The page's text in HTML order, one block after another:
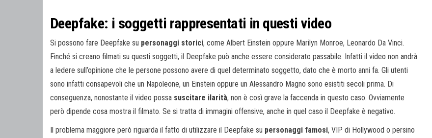
Deepfake: i soggetti rappresentati in questi video
Si possono fare Deepfake su personaggi storici, come Albert Einstein oppure Marilyn Monroe, Leonardo Da Vinci.
Finché si creano filmati su questi soggetti, il Deepfake può anche essere considerato passabile. Infatti il video non andrà
a ledere sull’opinione che le persone possono avere di quel determinato soggetto, dato che è morto anni fa. Gli utenti
sono infatti consapevoli che un Napoleone, un Einstein oppure un Alessandro Magno sono esistiti secoli prima. Di
conseguenza, nonostante il video possa suscitare ilarità, non è così grave la faccenda in questo caso. Ovviamente
però dipende cosa mostra il filmato. Se si tratta di immagini offensive, anche in quel caso il Deepfake è negativo.
Il problema maggiore però riguarda il fatto di utilizzare il Deepfake su personaggi famosi, VIP di Hollywood o persino